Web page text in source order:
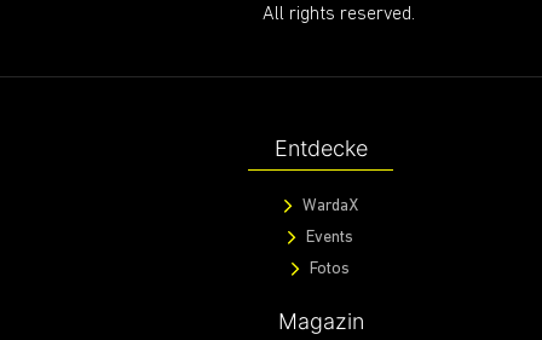
All rights reserved.
Entdecke
WardaX
Events
Fotos
Magazin